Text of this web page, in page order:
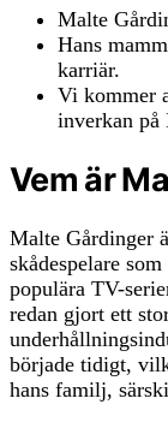
Malte
Hans
karriär.
Vi kommer
inverkan på
Vem är
Malte Gårdinger
skådespelare
populära TV-
redan gjort ett
började tidigt,
hans familj,